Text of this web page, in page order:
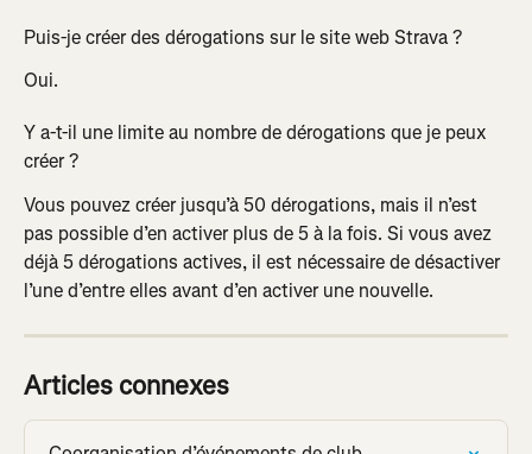
Puis-je créer des dérogations sur le site web Strava ?
Oui.
Y a-t-il une limite au nombre de dérogations que je peux
créer ?
Vous pouvez créer jusqu’à 50 dérogations, mais il n’est
pas possible d’en activer plus de 5 à la fois. Si vous avez
déjà 5 dérogations actives, il est nécessaire de désactiver
l’une d’entre elles avant d’en activer une nouvelle.
Articles connexes